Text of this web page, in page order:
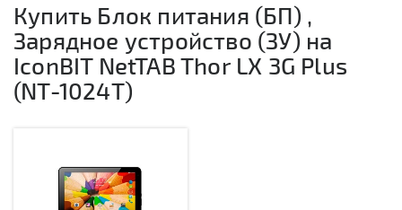
Купить Блок питания (БП) ,
Зарядное устройство (ЗУ) на
IconBIT NetTAB Thor LX 3G Plus
(NT-1024T)